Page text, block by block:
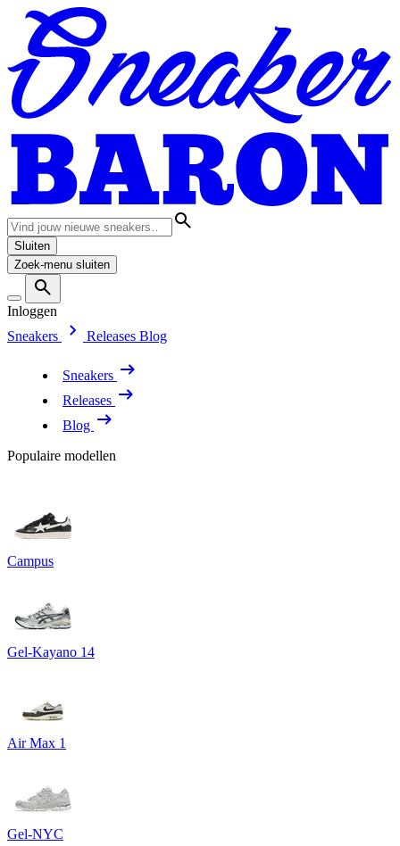
Sluiten
Zoek-menu sluiten
Inloggen
Sneakers
Releases Blog
Sneakers
Releases
Blog
Populaire modellen
Campus
Gel-Kayano 14
Air Max 1
Gel-NYC